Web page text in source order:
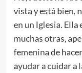
vista y está bien,
en un Iglesia.
muchas otras,
femenina de
ayudar a cuidar a